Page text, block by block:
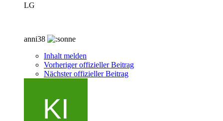
LG
anni38
Inhalt melden
Vorheriger offizieller Beitrag
Nächster offizieller Beitrag